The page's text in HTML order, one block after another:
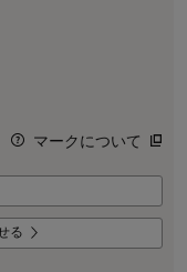
マークについて
る